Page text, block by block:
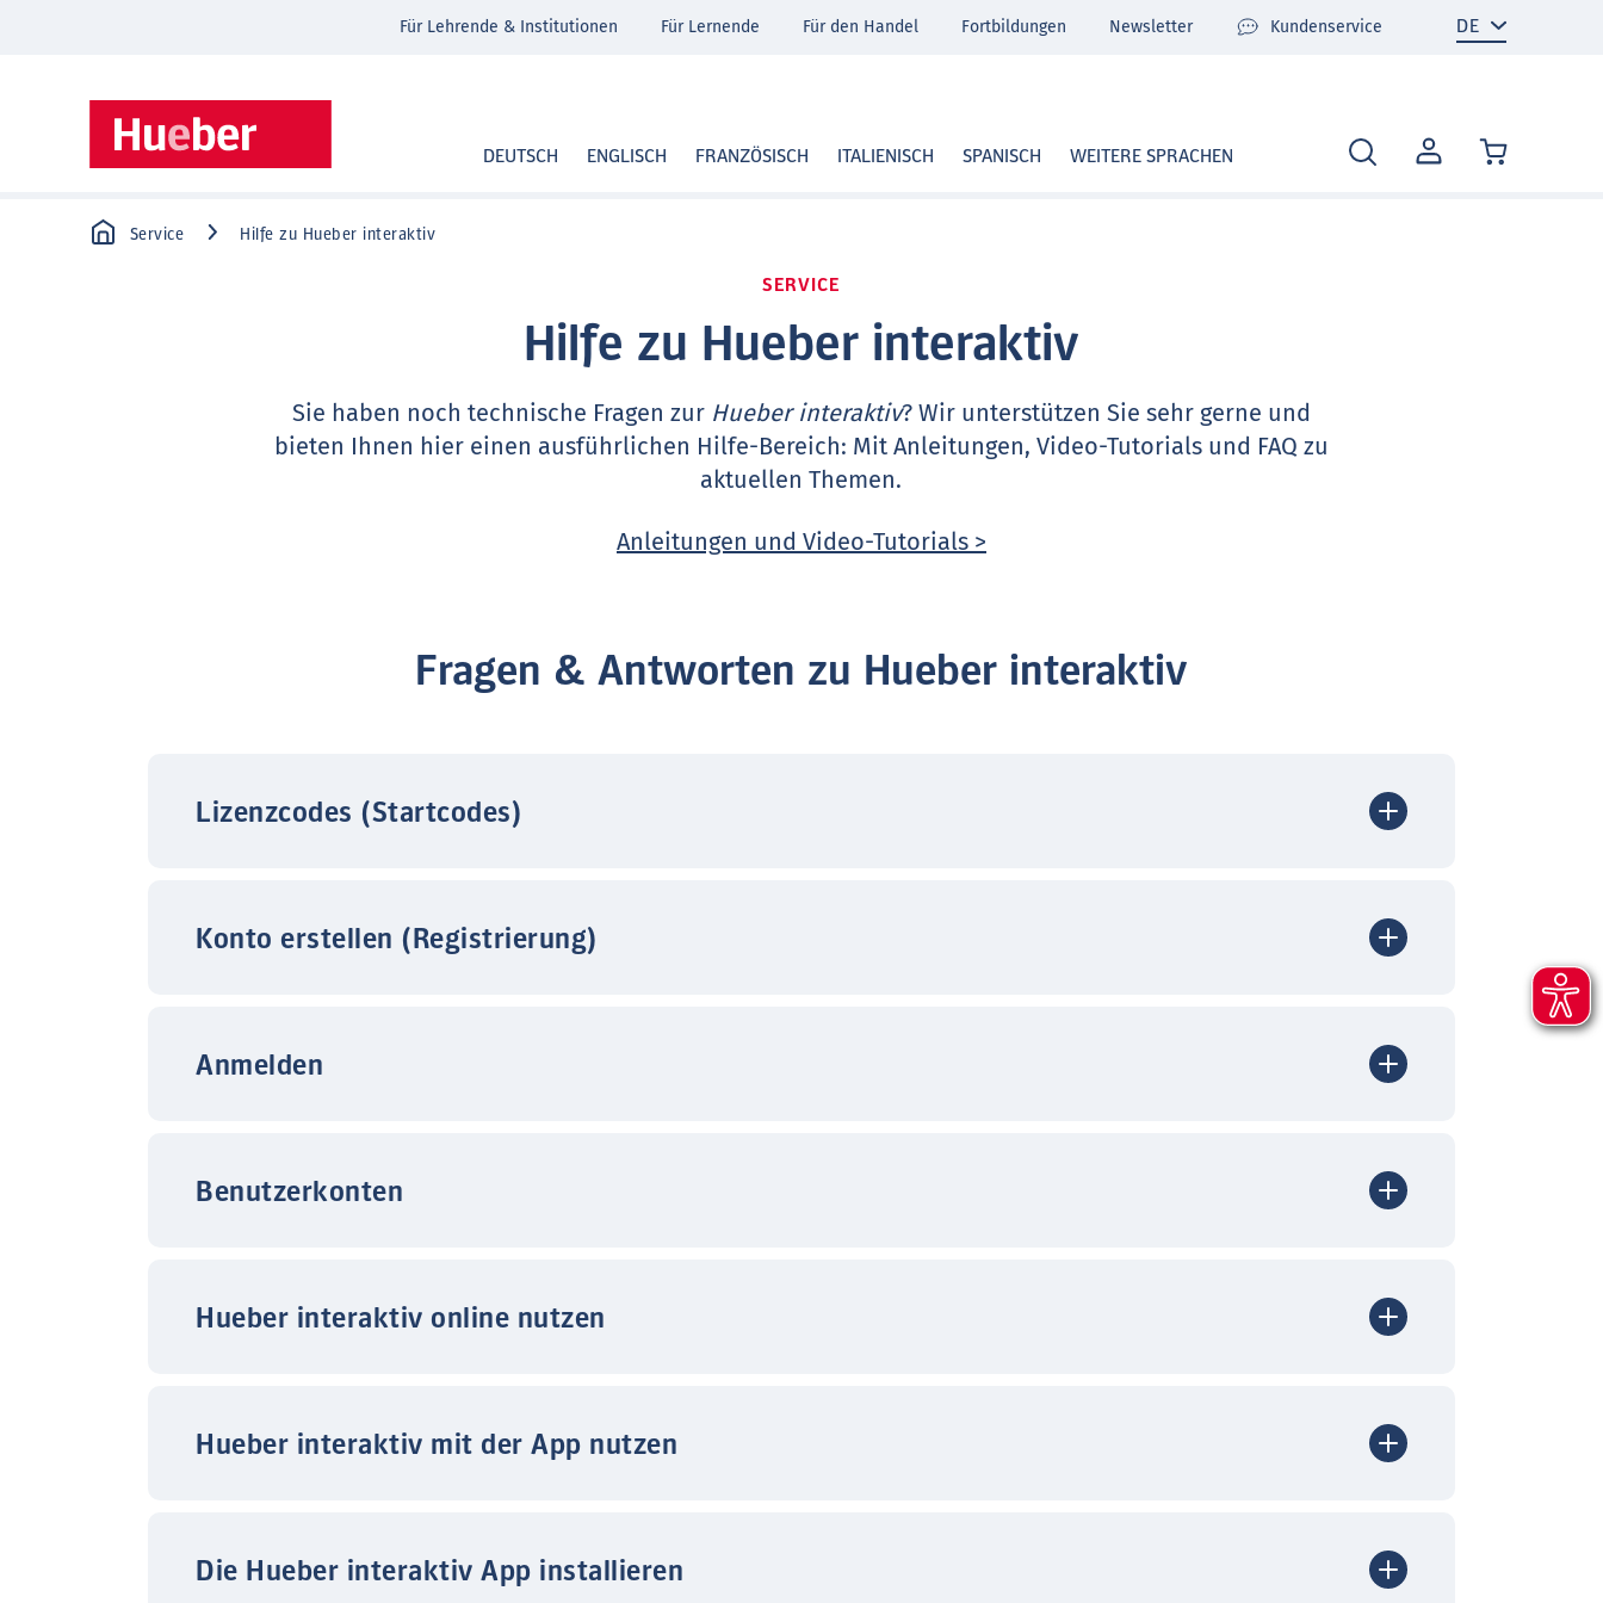
MEIN
KONTO
DEUTSCH ENGLISCH FRANZÖSISCH ITALIENISCH SPANISCH WEITERE SPRACHEN
Für Lehrende & Institutionen Für Lernende Für den Handel Fortbildungen Newsletter Kundenservice
Service Hilfe zu Hueber interaktiv
SERVICE
Hilfe zu Hueber interaktiv
Sie haben noch technische Fragen zur Hueber interaktiv? Wir unterstützen Sie sehr gerne und
bieten Ihnen hier einen ausführlichen Hilfe-Bereich: Mit Anleitungen, Video-Tutorials und FAQ zu
aktuellen Themen.
Anleitungen und Video-Tutorials >
Fragen & Antworten zu Hueber interaktiv
Lizenzcodes (Startcodes)
Konto erstellen (Registrierung)
Anmelden
Benutzerkonten
Hueber interaktiv online nutzen
Hueber interaktiv mit der App nutzen
Die Hueber interaktiv App installieren